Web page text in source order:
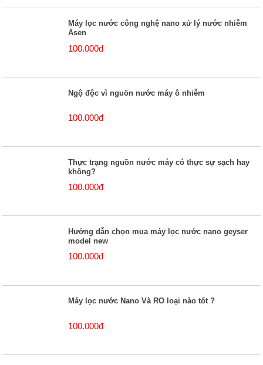
Máy lọc nước công nghệ nano xử lý nước nhiễm
Asen
100.000đ
Ngộ độc vì nguồn nước máy ô nhiễm
100.000đ
Thực trạng nguồn nước máy có thực sự sạch hay
không?
100.000đ
Hướng dẫn chọn mua máy lọc nước nano geyser
model new
100.000đ
Máy lọc nước Nano Và RO loại nào tốt ?
100.000đ